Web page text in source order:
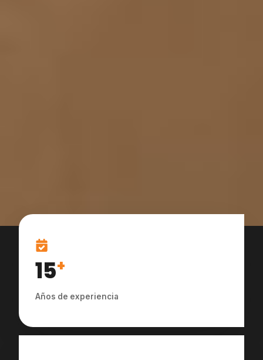
15+
Años de experiencia